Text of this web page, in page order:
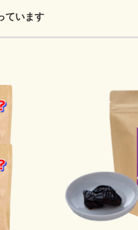
ています